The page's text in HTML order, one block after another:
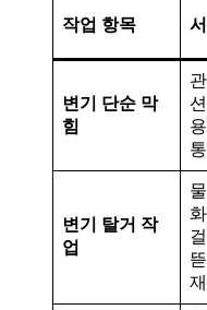
작업 항목
변기 단순 막
힘
통
변기 탈거 작
업